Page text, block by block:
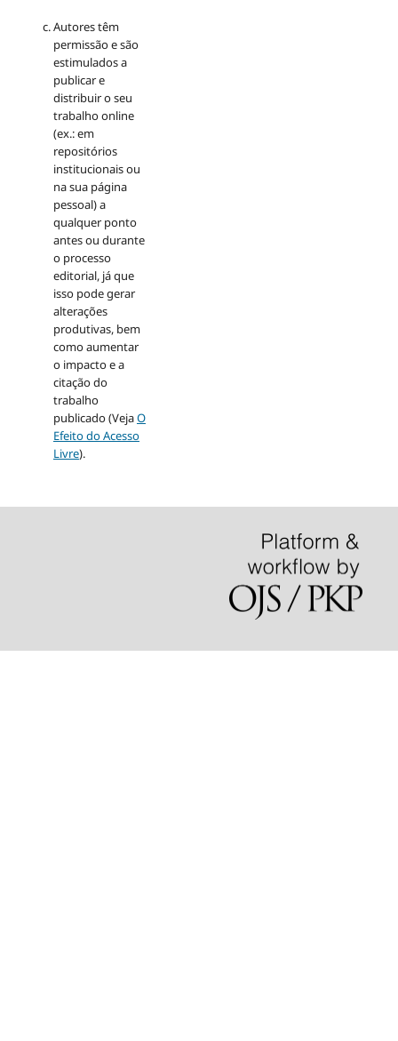
Autores têm
permissão e são
estimulados a
publicar e
distribuir o seu
trabalho online
(ex.: em
repositórios
institucionais ou
na sua página
pessoal) a
qualquer ponto
antes ou durante
o processo
editorial, já que
isso pode gerar
alterações
produtivas, bem
como aumentar
o impacto e a
citação do
trabalho
publicado (VejaO
Efeito do Acesso
Livre).